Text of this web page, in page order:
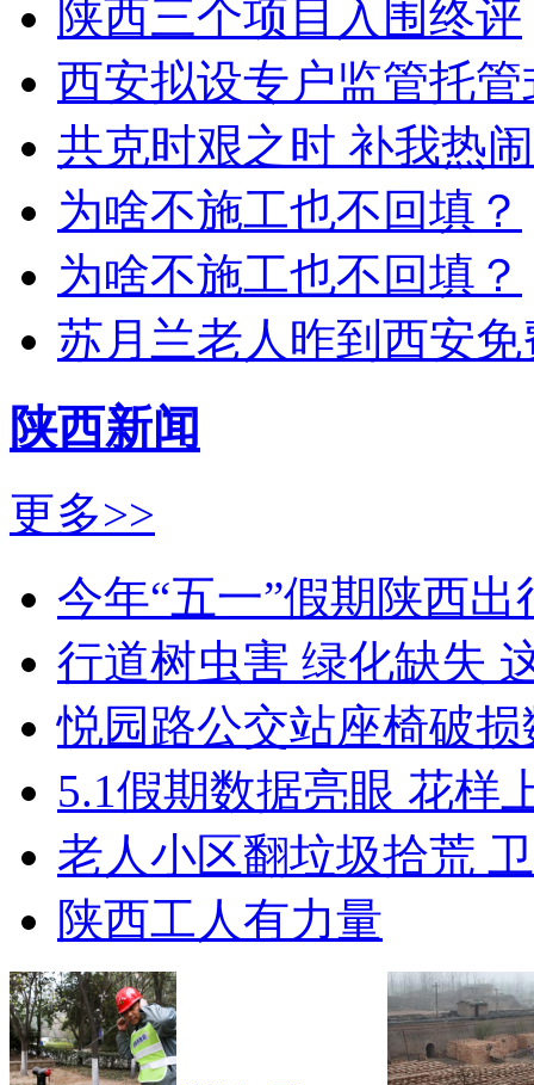
陕西三个项目入围终评
西安拟设专户监管托
共克时艰之时 补我热
为啥不施工也不回填？
为啥不施工也不回填？
苏月兰老人昨到西安
陕西新闻
更多>>
今年“五一”假期陕西
行道树虫害 绿化缺失
悦园路公交站座椅破损
5.1假期数据亮眼 花样
老人小区翻垃圾拾荒
陕西工人有力量